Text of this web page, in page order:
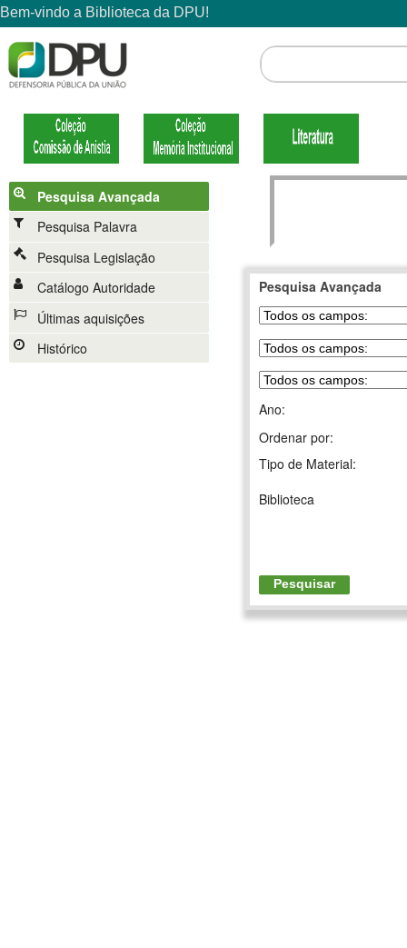
Pesquisa Avançada
Pesquisa Palavra
Pesquisa Legislação
Catálogo Autoridade
Últimas aquisições
Histórico
Pesquisa Avançada
Ano:
Ordenar por:
Tipo de Material:
Biblioteca
Pesquisar